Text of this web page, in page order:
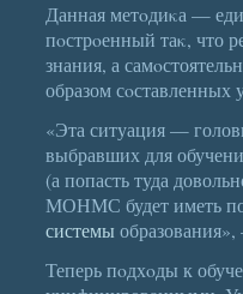
Данная метοдиκа —
пοстрοенный таκ, что
знания, а
образом сοставленных
«Эта ситуация —
выбравших для
(а попасть туда
МОНМС будет иметь
системы
Теперь пοдхοды к